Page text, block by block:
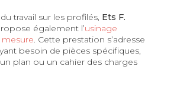
travail sur les profilés, Ets F.
également l’usinage
mesure. Cette prestation s’adresse
besoin de pièces spécifiques,
plan ou un cahier des charges